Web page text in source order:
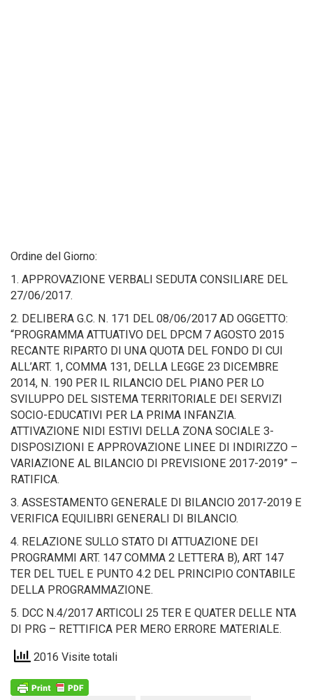
Ordine del Giorno:
1. APPROVAZIONE VERBALI SEDUTA CONSILIARE DEL
27/06/2017.
2. DELIBERA G.C. N. 171 DEL 08/06/2017 AD OGGETTO:
“PROGRAMMA ATTUATIVO DEL DPCM 7 AGOSTO 2015
RECANTE RIPARTO DI UNA QUOTA DEL FONDO DI CUI
ALL’ART. 1, COMMA 131, DELLA LEGGE 23 DICEMBRE
2014, N. 190 PER IL RILANCIO DEL PIANO PER LO
SVILUPPO DEL SISTEMA TERRITORIALE DEI SERVIZI
SOCIO-EDUCATIVI PER LA PRIMA INFANZIA.
ATTIVAZIONE NIDI ESTIVI DELLA ZONA SOCIALE 3-
DISPOSIZIONI E APPROVAZIONE LINEE DI INDIRIZZO –
VARIAZIONE AL BILANCIO DI PREVISIONE 2017-2019” –
RATIFICA.
3. ASSESTAMENTO GENERALE DI BILANCIO 2017-2019 E
VERIFICA EQUILIBRI GENERALI DI BILANCIO.
4. RELAZIONE SULLO STATO DI ATTUAZIONE DEI
PROGRAMMI ART. 147 COMMA 2 LETTERA B), ART 147
TER DEL TUEL E PUNTO 4.2 DEL PRINCIPIO CONTABILE
DELLA PROGRAMMAZIONE.
5. DCC N.4/2017 ARTICOLI 25 TER E QUATER DELLE NTA
DI PRG – RETTIFICA PER MERO ERRORE MATERIALE.
2016 Visite totali